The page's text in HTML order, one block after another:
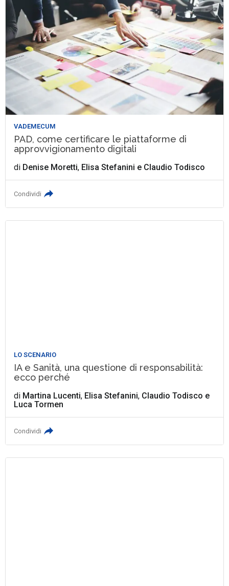
VADEMECUM
PAD, come certificare le piattaforme di
approvvigionamento digitali
di Denise Moretti, Elisa Stefanini e Claudio Todisco
Condividi
LO SCENARIO
IA e Sanità, una questione di responsabilità:
ecco perché
di Martina Lucenti, Elisa Stefanini, Claudio Todisco e
Luca Tormen
Condividi